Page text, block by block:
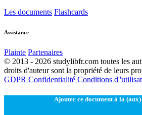
Les documents Flashcards
Assistance
Plainte Partenaires
© 2013 - 2026 studylibfr.com toutes les
droits d'auteur sont la propriété de leurs
GDPR Confidentialité Conditions
Ajouter ce document à la